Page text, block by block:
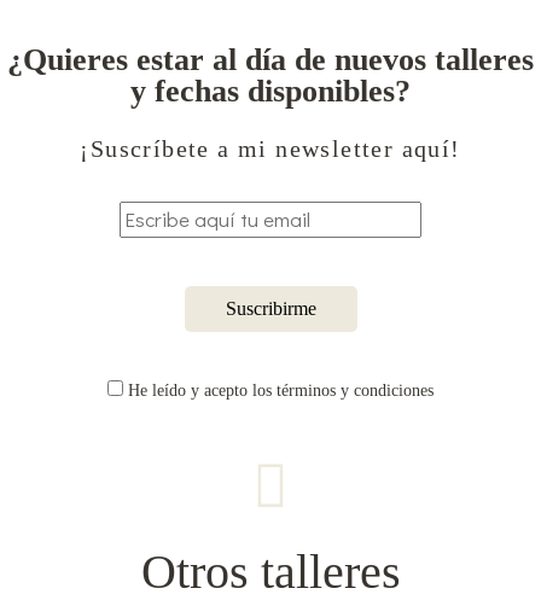
¿Quieres estar al día de nuevos talleres
y fechas disponibles?
¡Suscríbete a mi newsletter aquí!
He leído y acepto los términos y condiciones
Otros talleres